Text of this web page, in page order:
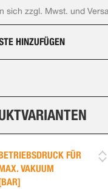
sich zzgl. Mwst. und
HINZUFÜGEN
FÜR
VAKUUM